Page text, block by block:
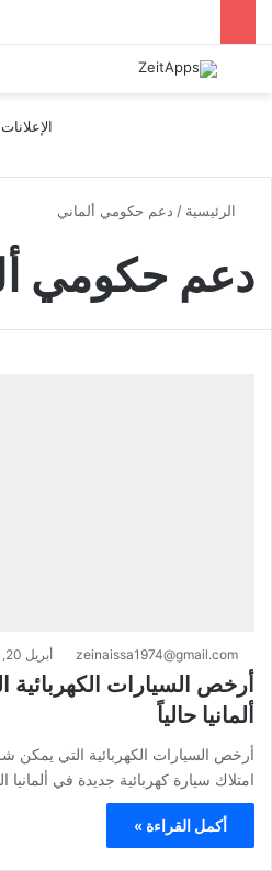
بحث عن
الإعلانات
الرئيسية / دعم حكومي ألماني
دعم حكومي
zeinaissa1974@gmail.com أبريل 20, 2026
أرخص السيارات
ألمانيا حالياً
أرخص السيارات الكهربائية التي يمكن
امتلاك سيارة كهربائية جديدة في
أكمل القراءة »